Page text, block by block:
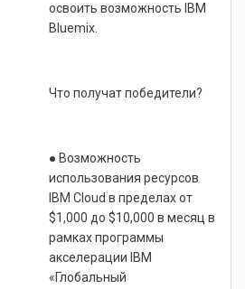
освоить возможность IBM
Bluemix.
Что получат победители?
● Возможность
использования ресурсов
IBM Cloud в пределах от
$1,000 до $10,000 в месяц в
рамках программы
акселерации IBM
«Глобальный